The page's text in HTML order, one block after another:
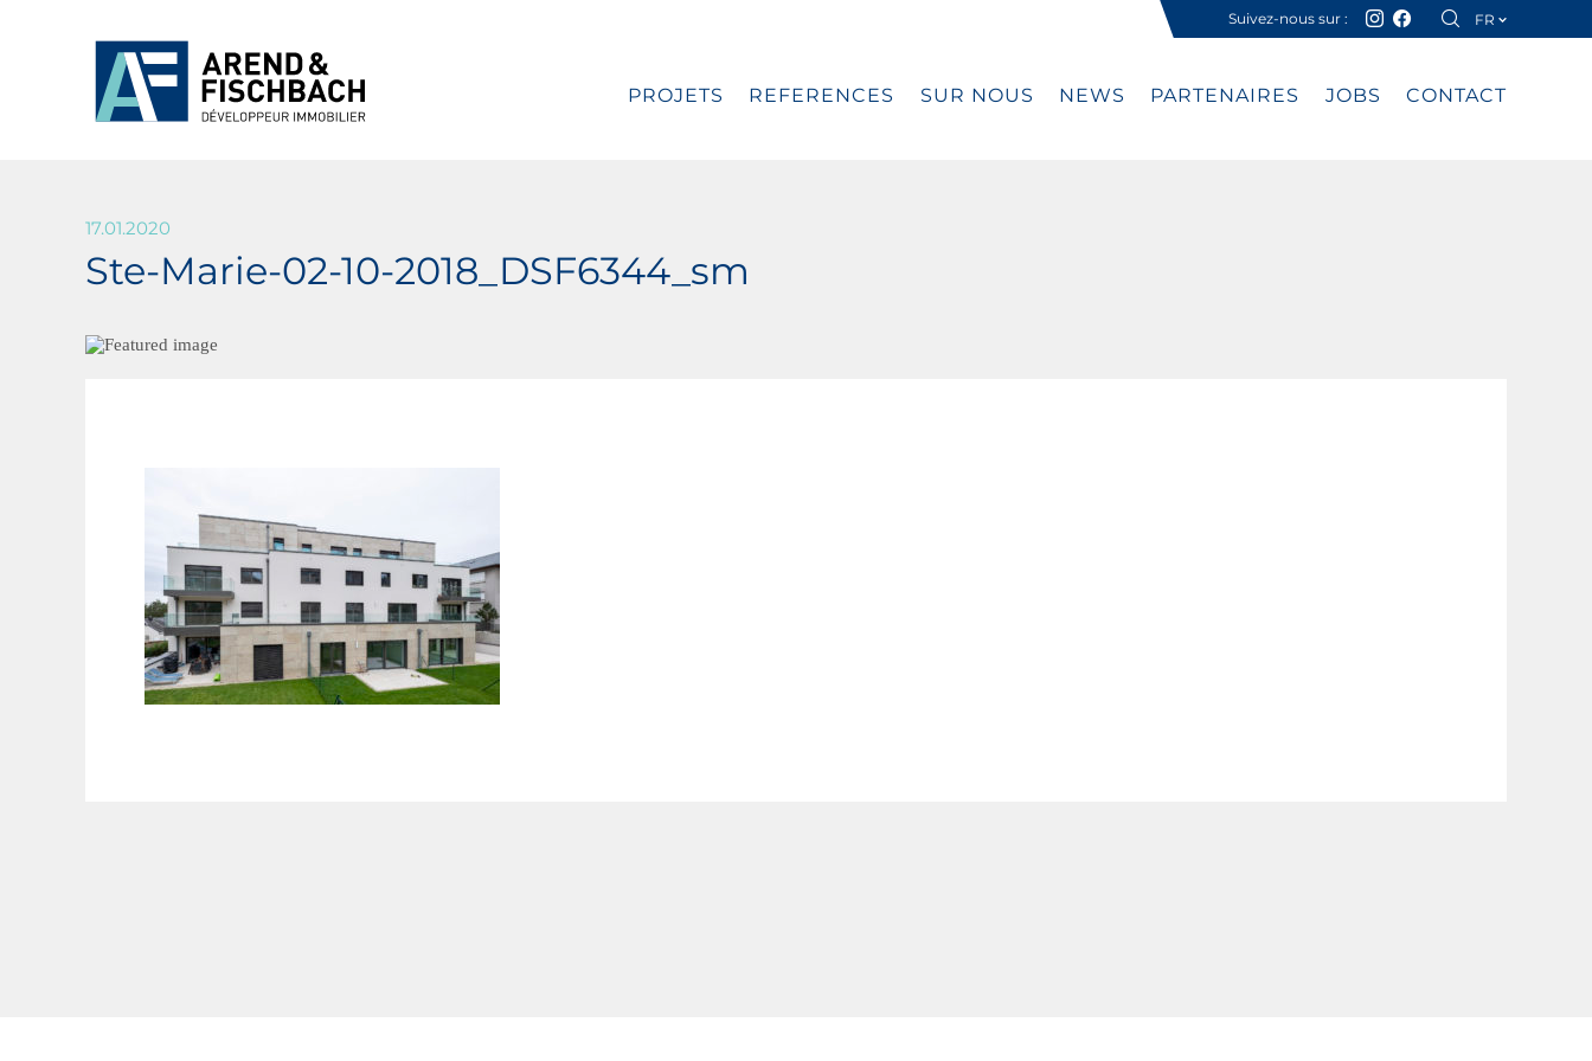
Suivez-nous sur : FR
PROJETS REFERENCES SUR NOUS NEWS PARTENAIRES JOBS CONTACT
17.01.2020
Ste-Marie-02-10-2018_DSF6344_sm